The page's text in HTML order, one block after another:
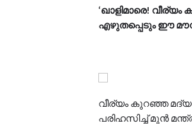
‘ഖാളിമാരെ!
എഴുതപ്പെടും ഈ
വീര്യം കുറഞ്ഞ
പരിഹസിച്ച് മുന്‍